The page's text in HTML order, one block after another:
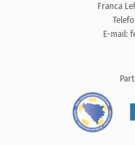
Franca
E-mail: